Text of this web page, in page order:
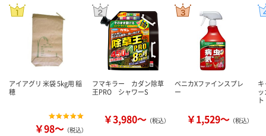
アイアグリ 米袋 5kg用 稲
穂
￥98～ （税込）
フマキラー カダン除草
王PRO シャワーS
￥3,980～ （税込）
ベニカXファインスプレ
ー
￥1,529～ （税込）
ッ
ト